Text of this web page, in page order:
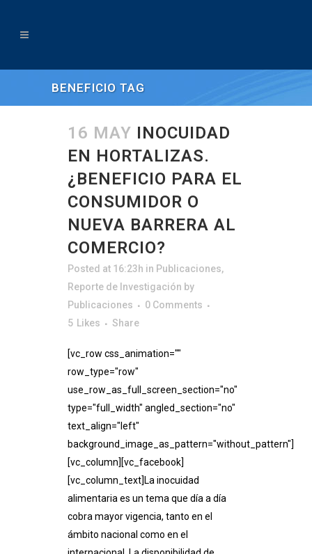
BENEFICIO TAG
16 MAY INOCUIDAD
EN HORTALIZAS.
¿BENEFICIO PARA EL
CONSUMIDOR O
NUEVA BARRERA AL
COMERCIO?
Posted at 16:23h in Publicaciones,
Reporte de Investigación by
Publicaciones
0 Comments
5 Likes Share
[vc_row css_animation=""
row_type="row"
use_row_as_full_screen_section="no"
type="full_width" angled_section="no"
text_align="left"
background_image_as_pattern="without_pattern"]
[vc_column][vc_facebook]
[vc_column_text]La inocuidad
alimentaria es un tema que día a día
cobra mayor vigencia, tanto en el
ámbito nacional como en el